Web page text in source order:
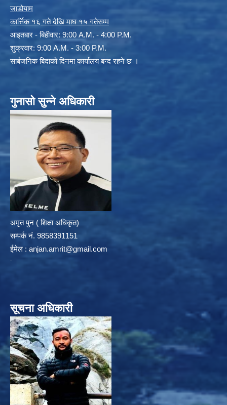
जाडोयाम
कार्त्तिक १६ गते देखि माघ १५ गतेसम्म
आइतबार - बिहीवार: 9:00 A.M. - 4:00 P.M.
शुक्रवार: 9:00 A.M. - 3:00 P.M.
सार्बजनिक बिदाको दिनमा कार्यालय बन्द रहने छ ।
गुनासो सुन्ने अधिकारी
अमृत पुन ( शिक्षा अधिकृत)
सम्पर्क न‌ं. 9858391151
ईमेल : anjan.amrit@gmail.com
सूचना अधिकारी